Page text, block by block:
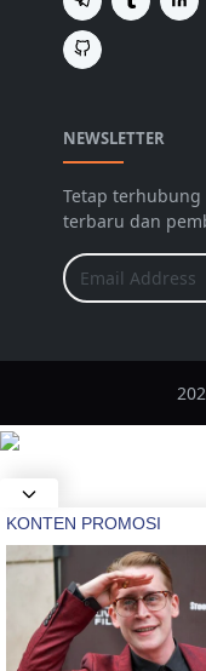
NEWSLETTER
Tetap
terbaru dan